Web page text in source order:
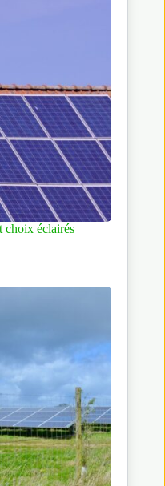
choix éclairés